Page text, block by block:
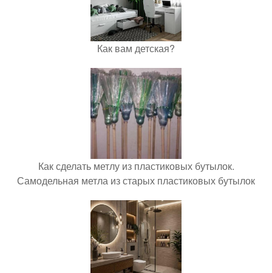
Как вам детская?
Как сделать метлу из пластиковых бутылок.
Самодельная метла из старых пластиковых бутылок